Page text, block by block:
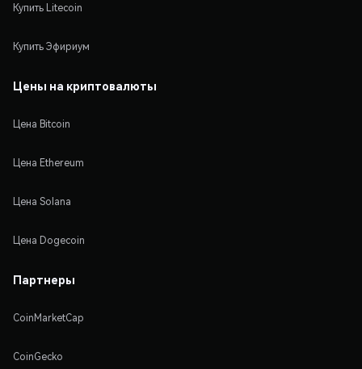
Купить Litecoin
Купить Эфириум
Цены на криптовалюты
Цена Bitcoin
Цена Ethereum
Цена Solana
Цена Dogecoin
Партнеры
CoinMarketCap
CoinGecko